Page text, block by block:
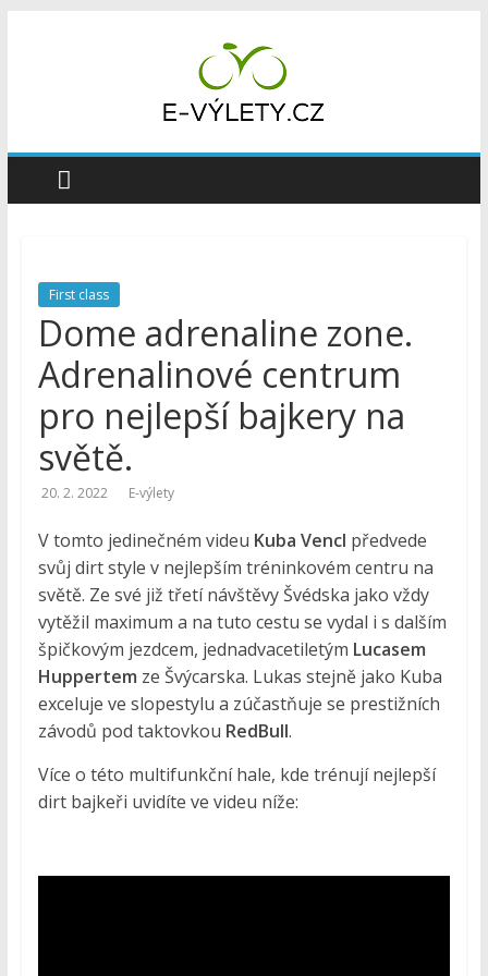
E-
výlety
|
Místo
pro
zážitky
a
dobrodružství
výlety
Dobrodružné
výlety
kolech,
pěší
na
First class
Dome adrenaline zone.
Adrenalinové centrum
pro nejlepší bajkery na
světě.
20. 2. 2022 E-výlety
V tomto jedinečném videu Kuba Vencl předvede
svůj dirt style v nejlepším tréninkovém centru na
světě. Ze své již třetí návštěvy Švédska jako vždy
vytěžil maximum a na tuto cestu se vydal i s dalším
špičkovým jezdcem, jednadvacetiletým Lucasem
Huppertem ze Švýcarska. Lukas stejně jako Kuba
exceluje ve slopestylu a zúčastňuje se prestižních
závodů pod taktovkou RedBull.
Více o této multifunkční hale, kde trénují nejlepší
dirt bajkeři uvidíte ve videu níže: